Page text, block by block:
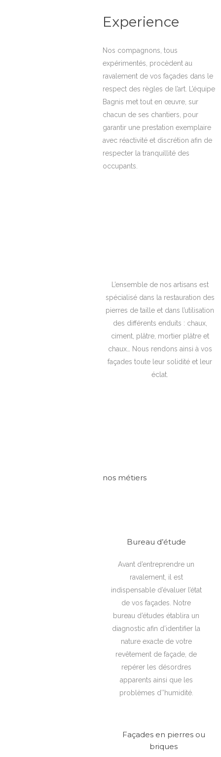
Experience
Nos compagnons, tous
expérimentés, procèdent au
ravalement de vos façades dans le
respect des règles de l’art. L’équipe
Bagnis met tout en œuvre, sur
chacun de ses chantiers, pour
garantir une prestation exemplaire
avec réactivité et discrétion afin de
respecter la tranquillité des
occupants.
L’ensemble de nos artisans est
spécialisé dans la restauration des
pierres de taille et dans l’utilisation
des différents enduits : chaux,
ciment, plâtre, mortier plâtre et
chaux… Nous rendons ainsi à vos
façades toute leur solidité et leur
éclat.
nos métiers
Bureau d’étude
Avant d’entreprendre un
ravalement, il est
indispensable d’évaluer l’état
de vos façades. Notre
bureau d’études établira un
diagnostic afin d’identifier la
nature exacte de votre
revêtement de façade, de
repérer les désordres
apparents ainsi que les
problèmes d’’humidité.
Façades en pierres ou
briques